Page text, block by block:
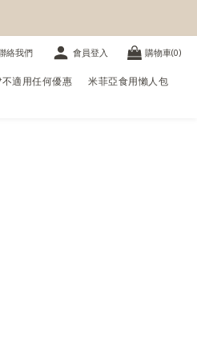
絡我們 會員登入 購物車(0)
適用任何優惠 米菲亞食用懶人包